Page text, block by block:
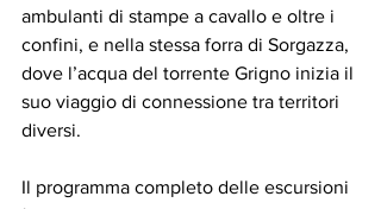
ambulanti di stampe a cavallo e oltre i
confini, e nella stessa forra di Sorgazza,
dove l’acqua del torrente Grigno inizia il
suo viaggio di connessione tra territori
diversi.
Il programma completo delle escursioni